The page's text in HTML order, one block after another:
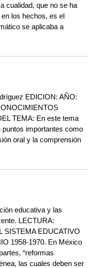
cualidad, que no se ha
los hechos, es el
se aplicaba a
EDICION: AÑO:
TEMA: En este tema
puntos importantes como
oral y la comprensión
educativa y las
LECTURA:
SISTEMA EDUCATIVO
1958-1970. En México
“reformas
las cuales deben ser